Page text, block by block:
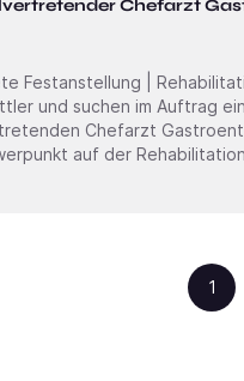
Chefarzt
und suchen im Auftrag
auf der
1